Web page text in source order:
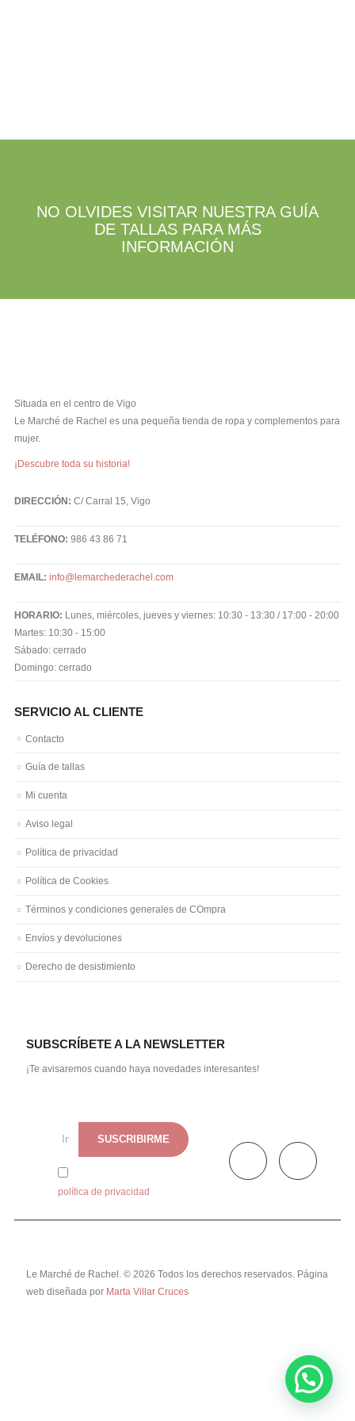
NO OLVIDES VISITAR NUESTRA GUÍA
DE TALLAS PARA MÁS
INFORMACIÓN
Situada en el centro de Vigo
Le Marché de Rachel es una pequeña tienda de ropa y complementos para
mujer.
¡Descubre toda su historia!
DIRECCIÓN: C/ Carral 15, Vigo
TELÉFONO: 986 43 86 71
EMAIL: info@lemarchederachel.com
HORARIO: Lunes, miércoles, jueves y viernes: 10:30 - 13:30 / 17:00 - 20:00
Martes: 10:30 - 15:00
Sábado: cerrado
Domingo: cerrado
SERVICIO AL CLIENTE
Contacto
Guía de tallas
Mi cuenta
Aviso legal
Política de privacidad
Política de Cookies
Términos y condiciones generales de COmpra
Envíos y devoluciones
Derecho de desistimiento
SUBSCRÍBETE A LA NEWSLETTER
¡Te avisaremos cuando haya novedades interesantes!
política de privacidad
Le Marché de Rachel. © 2026 Todos los derechos reservados. Página
web diseñada por Marta Villar Cruces